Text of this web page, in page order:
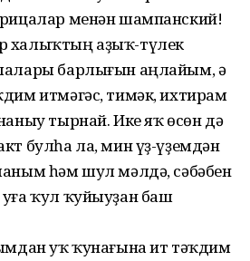
менән шампанский!
халыҡтың аҙыҡ-түлек
барлығын аңлайым, ә
итмәгәс, тимәк, ихтирам
тырнай. Ике яҡ өсөн дә
булһа ла, мин үҙ-үҙемдән
һәм шул мәлдә, сәбәбен
ҡул ҡуйыуҙан баш
уҡ ҡунағына ит тәҡдим